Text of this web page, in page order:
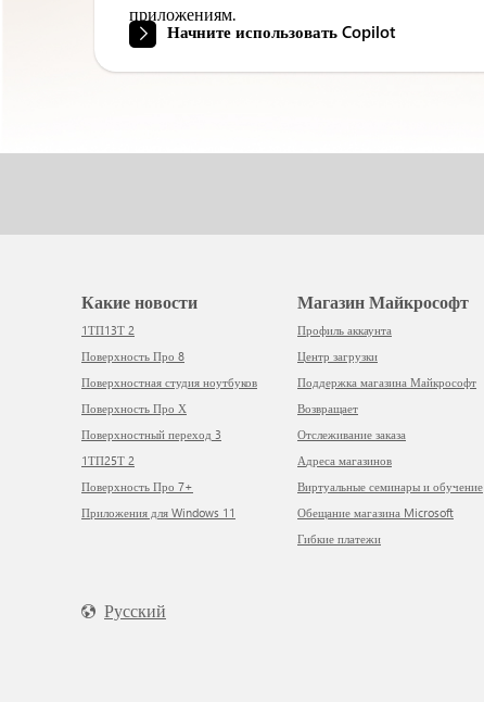
приложениям.
Начните использовать Copilot
Какие новости
1ТП13Т 2
Поверхность Про 8
Поверхностная студия ноутбуков
Поверхность Про Х
Поверхностный переход 3
1ТП25Т 2
Поверхность Про 7+
Приложения для Windows 11
Магазин Майкрософт
Профиль аккаунта
Центр загрузки
Поддержка магазина Майкрософт
Возвращает
Отслеживание заказа
Адреса магазинов
Виртуальные семинары и обучение
Обещание магазина Microsoft
Гибкие платежи
Русский